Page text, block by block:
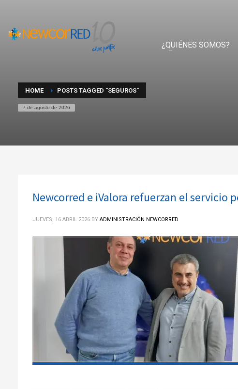
¿QUIÉNES SOMOS?
HOME POSTS TAGGED "SEGUROS"
7 de agosto de 2026
Newcorred e iValora refuerzan el servicio
JUEVES, 16 ABRIL 2026 BY ADMINISTRACIÓN NEWCORRED